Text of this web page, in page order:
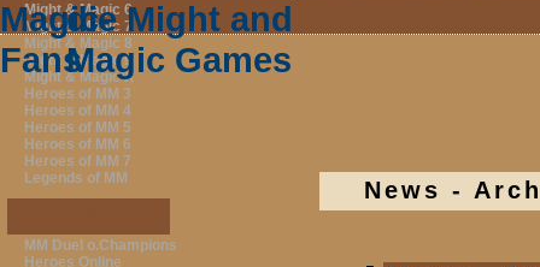
Might & Magic 6
Might & Magic 7
Might & Magic 8
Might & Magic 9
Might & Magic X
Heroes of MM 3
Heroes of MM 4
Heroes of MM 5
Heroes of MM 6
Heroes of MM 7
Legends of MM
MM Duel o.Champions
Heroes Online
News -